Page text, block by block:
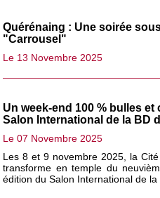
Quérénaing : Une soirée
"Carrousel"
Le 13 Novembre 2025
Un week-end 100 % bulles
Salon International de la BD
Le 07 Novembre 2025
Les 8 et 9 novembre 2025, la
transforme en temple du
édition du Salon International de la